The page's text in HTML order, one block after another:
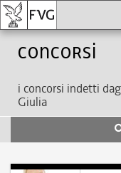
Concorsi
i concorsi indetti
Giulia